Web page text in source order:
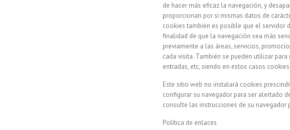
de hacer más eficaz la navegación, y
proporcionan por sí mismas datos de
cookies también es posible que el servidor
finalidad de que la navegación sea más
previamente a las áreas, servicios,
cada visita. También se pueden utilizar
entradas, etc, siendo en estos casos
Este sitio web no instalará cookies
configurar su navegador para ser alertado
consulte las instrucciones de su
Política de enlaces